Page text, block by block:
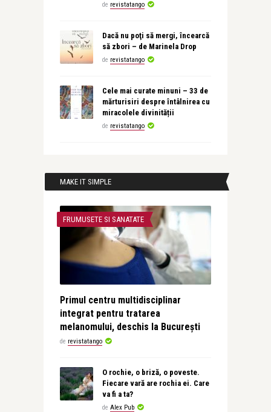
de revistatango
Dacă nu poţi să mergi, încearcă
să zbori – de Marinela Drop
de revistatango
Cele mai curate minuni – 33 de
mărturisiri despre întâlnirea cu
miracolele divinității
de revistatango
MAKE IT SIMPLE
FRUMUSETE SI SANATATE
Primul centru multidisciplinar
integrat pentru tratarea
melanomului, deschis la București
de revistatango
O rochie, o briză, o poveste.
Fiecare vară are rochia ei. Care
va fi a ta?
de Alex Pub